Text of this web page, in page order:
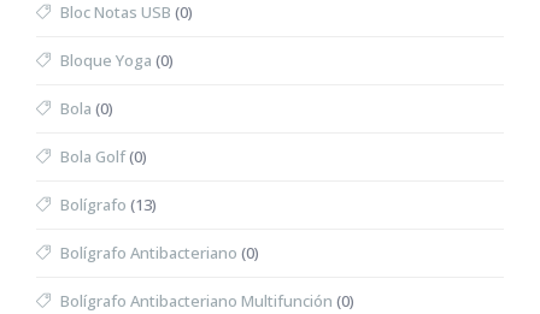
Bloc Notas USB (0)
Bloque Yoga (0)
Bola (0)
Bola Golf(0)
Bolígrafo (13)
Bolígrafo Antibacteriano (0)
Bolígrafo Antibacteriano Multifunción (0)